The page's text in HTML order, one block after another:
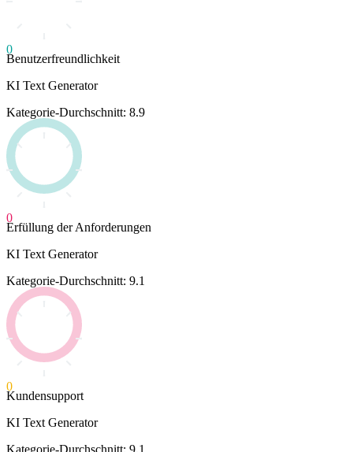
0
Benutzerfreundlichkeit
KI Text Generator
Kategorie-Durchschnitt: 8.9
0
Erfüllung der Anforderungen
KI Text Generator
Kategorie-Durchschnitt: 9.1
0
Kundensupport
KI Text Generator